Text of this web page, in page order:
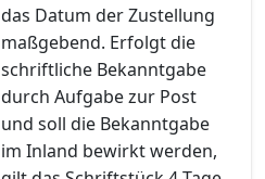
das Datum der Zustellung
maßgebend. Erfolgt die
schriftliche Bekanntgabe
durch Aufgabe zur Post
und soll die Bekanntgabe
im Inland bewirkt werden,